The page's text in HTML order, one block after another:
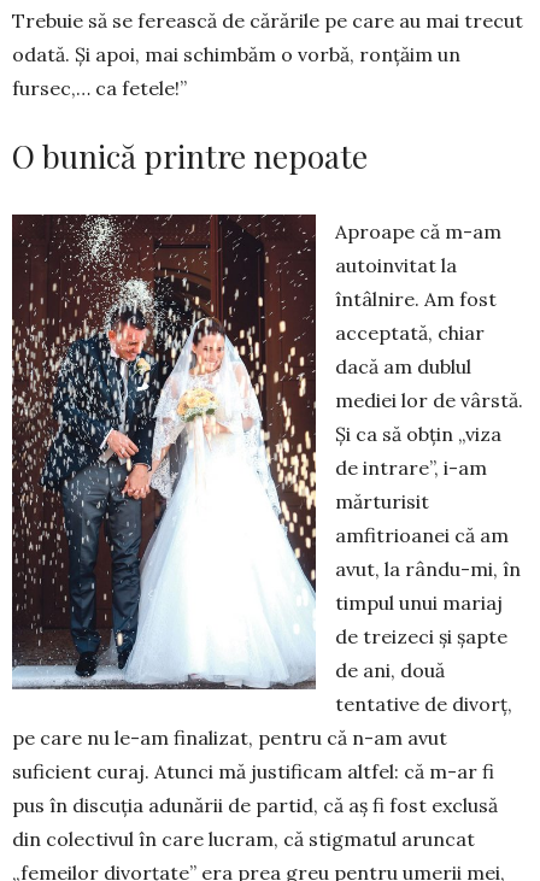
Trebuie să se ferească de că­rările pe care au mai trecut
odată. Și apoi, mai schim­băm o vorbă, ronțăim un
fursec,… ca fe­tele!”
O bunică printre nepoate
Aproape că m-am
autoinvitat la
întâlnire. Am fost
acceptată, chiar
dacă am dublul
mediei lor de vârstă.
Și ca să obțin „viza
de intrare”, i-am
măr­turisit
amfitrioa­nei că am
avut, la rându-mi, în
timpul unui mariaj
de trei­zeci și șapte
de ani, două
tentative de divorț,
pe care nu le-am finalizat, pentru că n-am avut
suficient curaj. Atunci mă jus­tificam altfel: că m-ar fi
pus în discuția adu­nării de partid, că aș fi fost exclusă
din colectivul în care lucram, că stigmatul aruncat
„femeilor di­vor­țate” era prea greu pentru umerii mei,